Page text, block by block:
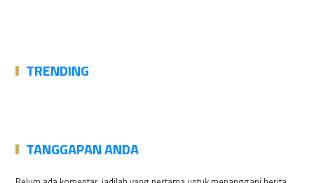
TRENDING
TANGGAPAN ANDA